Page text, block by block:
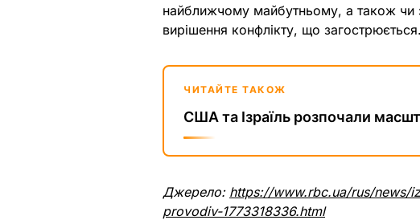
найближчому майбутньому, а також чи
вирішення конфлікту, що загострюється.
ЧИТАЙТЕ ТАКОЖ
США та Ізраїль розпочали
Джерело: https://www.rbc.ua/rus/news/
provodiv-1773318336.html